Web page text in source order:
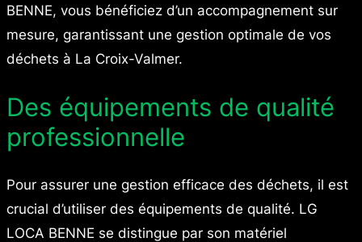
BENNE, vous bénéficiez d’un accompagnement sur
mesure, garantissant une gestion optimale de vos
déchets à La Croix-Valmer.
Des équipements de qualité
professionnelle
Pour assurer une gestion efficace des déchets, il est
crucial d’utiliser des équipements de qualité. LG
LOCA BENNE se distingue par son matériel